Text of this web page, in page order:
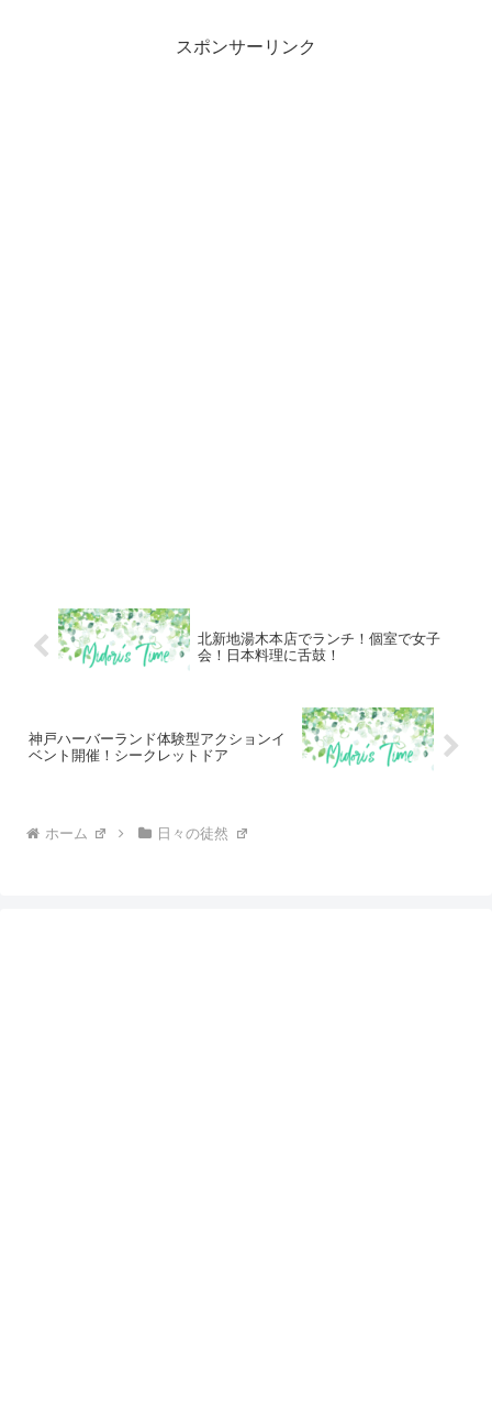
スポンサーリンク
北新地湯木本店でランチ！個室で女子
会！日本料理に舌鼓！
神戸ハーバーランド体験型アクションイ
ベント開催！シークレットドア
ホーム 日々の徒然